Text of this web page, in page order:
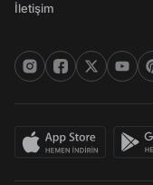
İletişim